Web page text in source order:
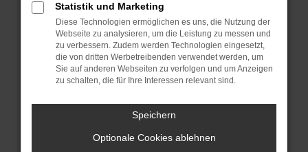
Betriebssystem auf dem neuesten Stand
sind.
Veraltete Software birgt nicht nur ein
Sicherheitsrisiko, sondern kann auch dazu
führen, dass bestimmte Funktionen nicht mehr
unterstützt werden.
Wende dich an den Webseitenbetreiber.
Wenn du alle oben genannten Schritte versucht
hast, kontaktiere uns bitte. Wir werden
Statistik und Marketing
Diese Technologien ermöglichen es uns, die Nutzung der
Webseite zu analysieren, um die Leistung zu messen und
zu verbessern. Zudem werden Technologien eingesetzt,
die von dritten Werbetreibenden verwendet werden, um
Sie auf anderen Webseiten zu verfolgen und um Anzeigen
zu schalten, die für Ihre Interessen relevant sind.
Speichern
Optionale Cookies ablehnen